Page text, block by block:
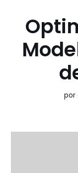
por